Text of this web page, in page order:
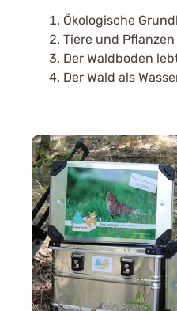
Ökologische
Tiere und Pflanzen
Der Waldboden
Der Wald als